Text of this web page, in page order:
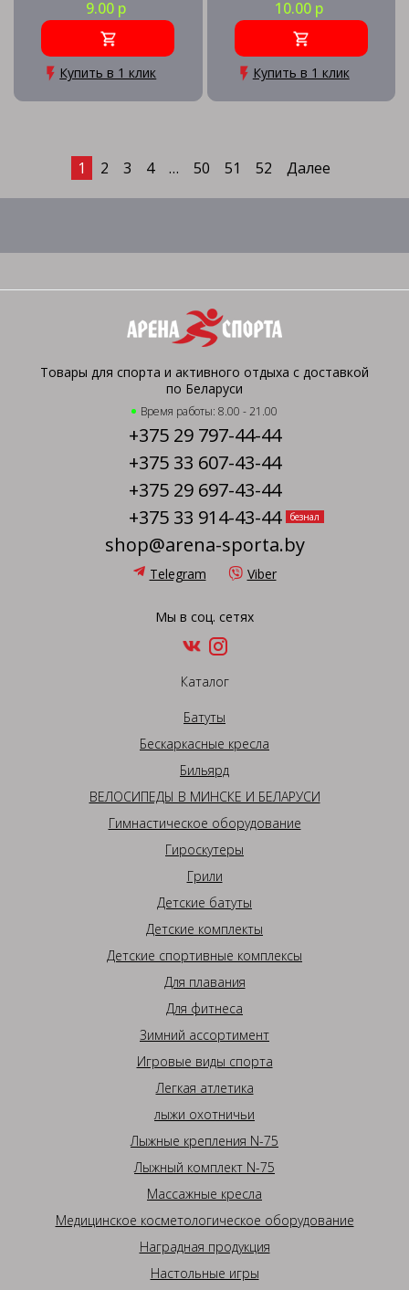
9.00 р
Купить в 1 клик
10.00 р
Купить в 1 клик
1 2 3 4 … 50 51 52 Далее
Товары для спорта и активного отдыха с доставкой
по Беларуси
Время работы: 8.00 - 21.00
+375 29 797-44-44
+375 33 607-43-44
+375 29 697-43-44
+375 33 914-43-44
безнал
shop@arena-sporta.by
Telegram Viber
Мы в соц. сетях
Каталог
Батуты
Бескаркасные кресла
Бильярд
ВЕЛОСИПЕДЫ В МИНСКЕ И БЕЛАРУСИ
Гимнастическое оборудование
Гироскутеры
Грили
Детские батуты
Детские комплекты
Детские спортивные комплексы
Для плавания
Для фитнеса
Зимний ассортимент
Игровые виды спорта
Легкая атлетика
лыжи охотничьи
Лыжные крепления N-75
Лыжный комплект N-75
Массажные кресла
Медицинское косметологическое оборудование
Наградная продукция
Настольные игры